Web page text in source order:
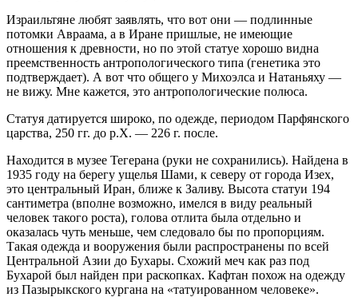
Израильтяне любят заявлять, что вот они — подлинные
потомки Авраама, а в Иране пришлые, не имеющие
отношения к древности, но по этой статуе хорошо видна
преемственность антропологического типа (генетика это
подтверждает). А вот что общего у Михоэлса и Натаньяху —
не вижу. Мне кажется, это антропологические полюса.
Статуя датируется широко, по одежде, периодом Парфянского
царства, 250 гг. до р.Х. — 226 г. после.
Находится в музее Тегерана (руки не сохранились). Найдена в
1935 году на берегу ущелья Шами, к северу от города Изех,
это центральный Иран, ближе к Заливу. Высота статуи 194
сантиметра (вполне возможно, имелся в виду реальный
человек такого роста), голова отлита была отдельно и
оказалась чуть меньше, чем следовало бы по пропорциям.
Такая одежда и вооружения были распространены по всей
Центральной Азии до Бухары. Схожий меч как раз под
Бухарой был найден при раскопках. Кафтан похож на одежду
из Пазырыкского кургана на «татуированном человеке».